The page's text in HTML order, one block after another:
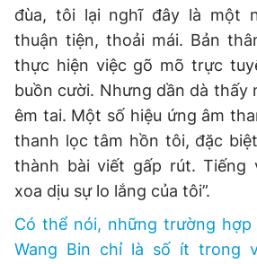
đùa, tôi lại nghĩ đây là một
thuận tiện, thoải mái. Bản
thực hiện việc gõ mõ trực
buồn cười. Nhưng dần dà thấy
êm tai. Một số hiệu ứng âm
thanh lọc tâm hồn tôi, đặc
thành bài viết gấp rút. Tiếng
xoa dịu sự lo lắng của tôi”.
Có thể nói, những trường hợp
Wang Bin chỉ là số ít trong